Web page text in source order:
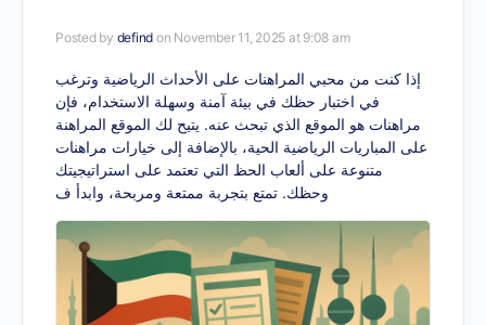
Posted by defind on November 11, 2025 at 9:08 am
إذا كنت من محبي المراهنات على الأحداث الرياضية وترغب
في اختبار حظك في بيئة آمنة وسهلة الاستخدام، فإن
مراهنات هو الموقع الذي تبحث عنه. يتيح لك الموقع المراهنة
على المباريات الرياضية الحية، بالإضافة إلى خيارات مراهنات
متنوعة على ألعاب الحظ التي تعتمد على استراتيجيتك
وحظك. تمتع بتجربة ممتعة ومربحة، وابدأ ف